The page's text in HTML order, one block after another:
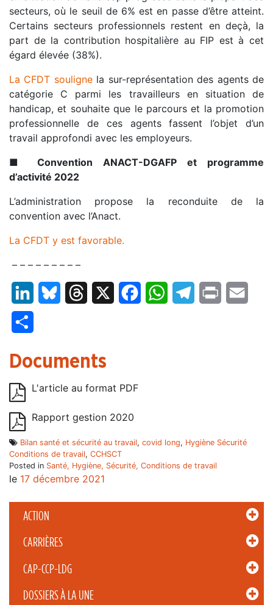
ACTION
CARRIÈRES
CAP-CCP-LDG
DOSSIERS À LA UNE
secteurs, où le seuil de 6% est en passe d’être atteint.
Certains secteurs professionnels restent en deçà, la
part de la contribution hospitalière au FIP est à cet
égard élevée (38%).
La CFDT soulignela sur-représentation des agents de
catégorie C parmi les travailleurs en situation de
handicap, et souhaite que le parcours et la promotion
professionnelle de ces agents fassent l’objet d’un
travail approfondi avec les employeurs.
■ Convention ANACT-DGAFP et programme
d’activité 2022
L’administration propose la reconduite de la
convention avec l’Anact.
La CFDT y est favorable.
– – – – – – – – –
LinkedInBluesky Threads FacebookWhatsAppTelegram
Print
Documents
L'article au format PDF
Rapport gestion 2020
Bilan santé et sécurité au travail, covid long, Hygiène Sécurité
Conditions de travail, CCHSCT
Posted in Santé, Hygiène, Sécurité, Conditions de travail
le 17 décembre 2021